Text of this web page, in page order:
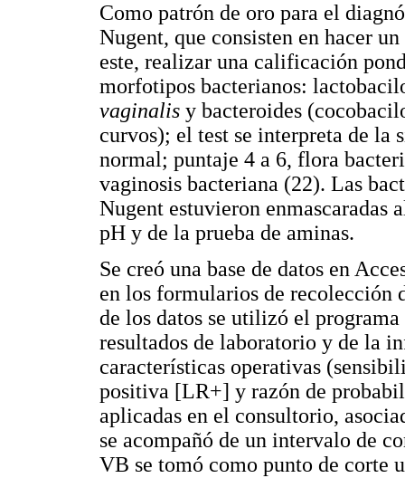
Como patrón de oro para el
Nugent, que consisten en hacer
este, realizar una calificación
morfotipos bacterianos:
vaginalis y bacteroides
curvos); el test se interpreta de la
normal; puntaje 4 a 6, flora
vaginosis bacteriana (22). Las
Nugent estuvieron
pH y de la prueba de aminas.
Se creó una base de datos en
en los formularios de recolección
de los datos se utilizó el
resultados de laboratorio y de la
características operativas
positiva [LR+] y razón de
aplicadas en el consultorio,
se acompañó de un intervalo de
VB se tomó como punto de corte